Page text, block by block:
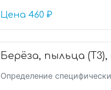
Цена 460 ₽
Берёза, пыльца
Определение